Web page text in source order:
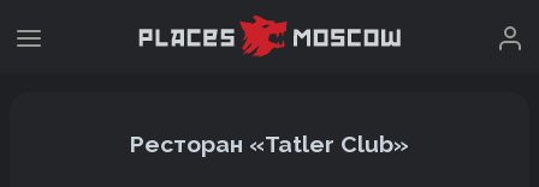
Ресторан «Tatler Club»